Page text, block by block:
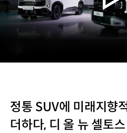
정통 SUV에 미래지향
더하다, 디 올 뉴 셀토스